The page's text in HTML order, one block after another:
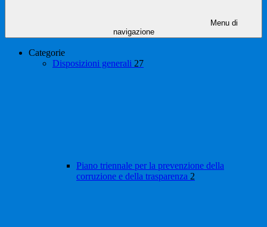
Menu di
navigazione
Categorie
Disposizioni generali 27
Piano triennale per la prevenzione della
corruzione e della trasparenza 2